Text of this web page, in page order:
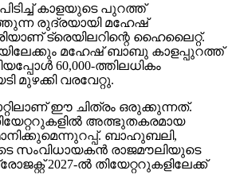
കാളയുടെ പുറത്ത്
രുദ്രയായി മഹേഷ്
ട്രെയിലറിന്റെ ഹൈലൈറ്റ്.
മഹേഷ് ബാബു കാളപ്പുറത്ത്
60,000-ത്തിലധികം
മുഴക്കി വരവേറ്റു.
ഈ ചിത്രം ഒരുക്കുന്നത്.
അത്ഭുതകരമായ
ബാഹുബലി,
രാജമൗലിയുടെ
2027-ല്‍ തിയേറ്ററുകളിലേക്ക്